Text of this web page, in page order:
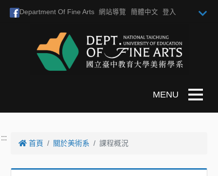
Department Of Fine Arts 網站導覽 簡體中文 登入
Toggle
:::
首頁 關於美術系 課程概況